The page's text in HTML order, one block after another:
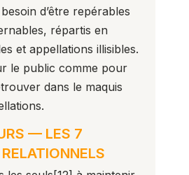
d’être repérables
répartis en
et appellations illisibles.
le public comme pour
dans le maquis
— LES 7